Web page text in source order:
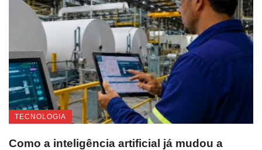
TECNOLOGIA
Como a inteligência artificial já mudou a